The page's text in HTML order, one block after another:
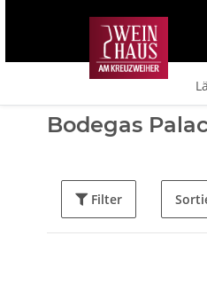
Bodegas
Filter